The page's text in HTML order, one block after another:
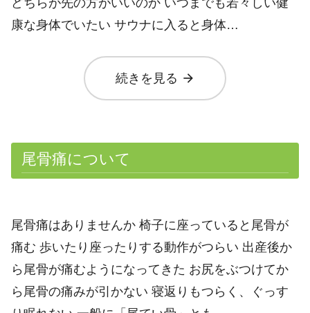
康な身体でいたい サウナに入ると身体…
続きを見る arrow_forward
尾骨痛について
尾骨痛はありませんか 椅子に座っていると尾骨が
痛む 歩いたり座ったりする動作がつらい 出産後か
ら尾骨が痛むようになってきた お尻をぶつけてか
ら尾骨の痛みが引かない 寝返りもつらく、ぐっす